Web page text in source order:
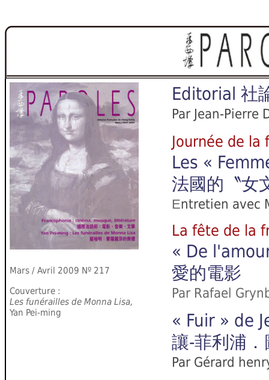
Mars / Avril 2009 Nº 217
Couverture :
Les funérailles de Monna Lisa,
Yan Pei-ming
Editorial 社
Par Jean-Pierre
Journée de
Les «
法國的〝女
Entretien avec
La fête de la
« De
愛的電影
Par Rafael
« Fuir » de
讓-菲利浦
Par Gérard